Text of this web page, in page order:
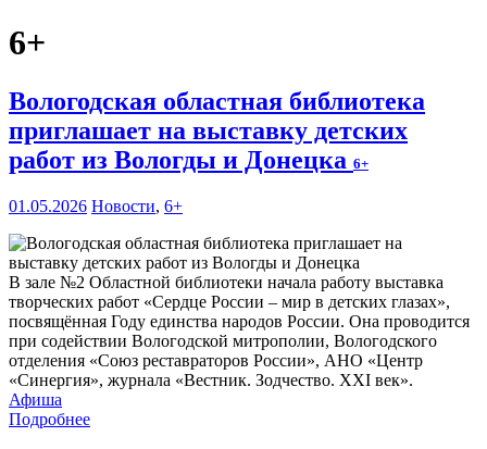
6+
Вологодская областная библиотека
приглашает на выставку детских
работ из Вологды и Донецка 6+
01.05.2026 Новости, 6+
В зале №2 Областной библиотеки начала работу выставка
творческих работ «Сердце России – мир в детских глазах»,
посвящённая Году единства народов России. Она проводится
при содействии Вологодской митрополии, Вологодского
отделения «Союз реставраторов России», АНО «Центр
«Синергия», журнала «Вестник. Зодчество. XXI век».
Афиша
Подробнее